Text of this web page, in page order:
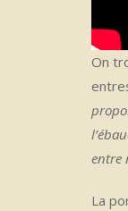
On
entre
La